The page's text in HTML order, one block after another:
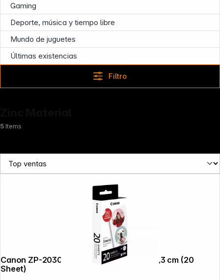
Gaming
Deporte, música y tiempo libre
Mundo de juguetes
Últimas existencias
Filtro
5Items
Canon ZP-2030-2C ZINK Circle Sticker 3,3 cm (20
Sheet)